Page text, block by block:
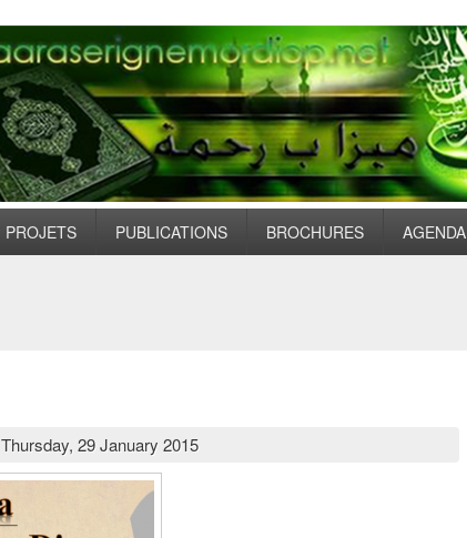
PROJETS PUBLICATIONS BROCHURES AGENDA
Thursday, 29 January 2015